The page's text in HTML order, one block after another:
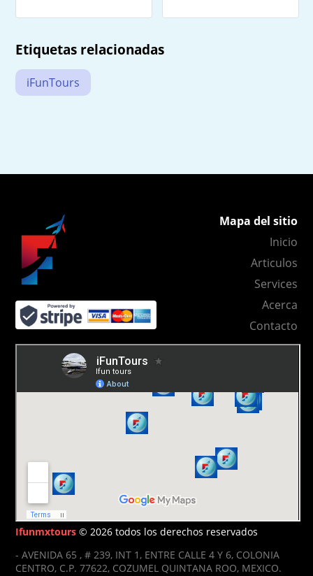
Etiquetas relacionadas
iFunTours
Mapa del sitio
Inicio
Articulos
Services
Acerca
Contacto
Ifunmxtours © 2026 todos los derechos reservados
- AVENIDA 65 , # 239, INT 1, ENTRE CALLE 4 Y 6, COLONIA
CENTRO, C.P. 77622, COZUMEL QUINTANA ROO, MEXICO.